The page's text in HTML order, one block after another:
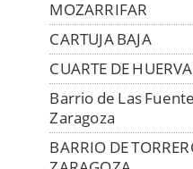
MOZARRIFAR
CARTUJA BAJA
CUARTE DE HUERVA
Barrio de Las
Zaragoza
BARRIO DE